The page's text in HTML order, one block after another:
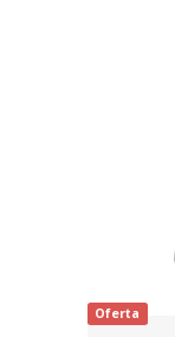
Oferta